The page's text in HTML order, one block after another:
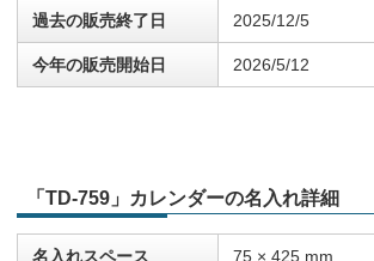
過去の販売終了日 2025/12/5
今年の販売開始日 2026/5/12
「TD-759」カレンダーの名入れ詳細
名入れスペース 75 × 425 mm